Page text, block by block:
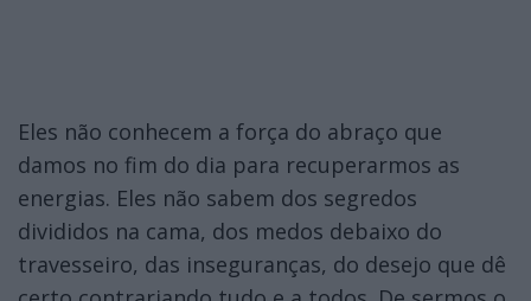
Eles não conhecem a força do abraço que
damos no fim do dia para recuperarmos as
energias. Eles não sabem dos segredos
divididos na cama, dos medos debaixo do
travesseiro, das inseguranças, do desejo que dê